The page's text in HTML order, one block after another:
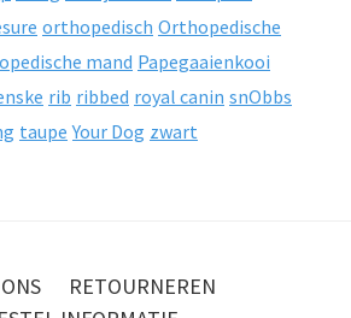
orthopedisch Orthopedische
mand Papegaaienkooi
rib ribbed royal canin snObbs
taupe Your Dog zwart
RETOURNEREN